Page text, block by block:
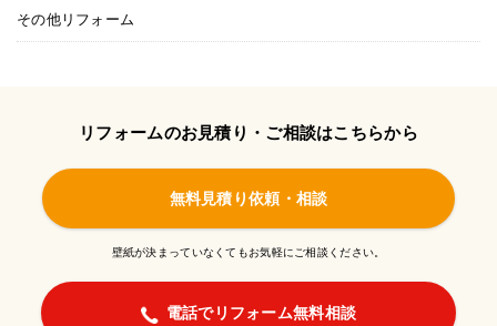
その他リフォーム
リフォームのお見積り・ご相談はこちらから
無料見積り依頼・相談
壁紙が決まっていなくてもお気軽にご相談ください。
電話でリフォーム無料相談